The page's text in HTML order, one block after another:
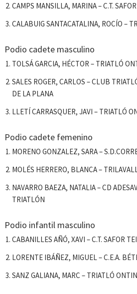
CAMPS MANSILLA, MARINA – C.T.
CALABUIG SANTACATALINA, ROCÍO –
Podio cadete masculino
TOLSÁ GARCIA, HÉCTOR – TRIATLÓ
SALES ROGER, CARLOS – CLUB
DE LA PLANA
LLETÍ CARRASQUER, JAVI – TRIATLÓ
Podio cadete femenino
MORENO GONZALEZ, SARA –
MOLÉS HERRERO, BLANCA –
NAVARRO BAEZA, NATALIA – CD
TRIATLÓN
Podio infantil masculino
CABANILLES AÑÓ, XAVI – C.T. SAFOR
LORENTE IBÁÑEZ, MIGUEL – C.E.A.
SANZ GALIANA, MARC – TRIATLÓ